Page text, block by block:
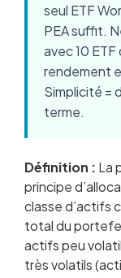
seul ETF
PEA suffit.
avec 10
rendement
Simplicité =
terme.
Définition : La
principe
classe d’actifs
total du
actifs peu
très volatils